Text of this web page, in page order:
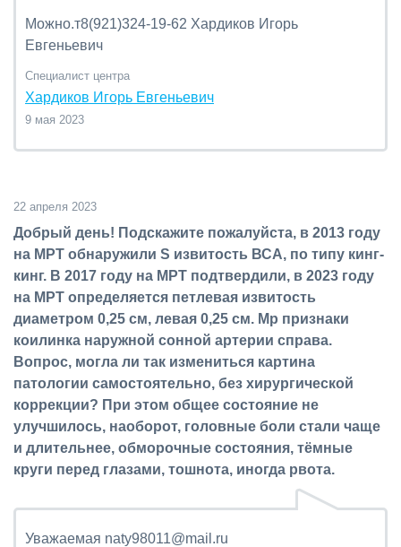
Можно.т8(921)324-19-62 Хардиков Игорь
Евгеньевич
Специалист центра
Хардиков Игорь Евгеньевич
9 мая 2023
22 апреля 2023
Добрый день! Подскажите пожалуйста, в 2013 году
на МРТ обнаружили S извитость ВСА, по типу кинг-
кинг. В 2017 году на МРТ подтвердили, в 2023 году
на МРТ определяется петлевая извитость
диаметром 0,25 см, левая 0,25 см. Мр признаки
коилинка наружной сонной артерии справа.
Вопрос, могла ли так измениться картина
патологии самостоятельно, без хирургической
коррекции? При этом общее состояние не
улучшилось, наоборот, головные боли стали чаще
и длительнее, обморочные состояния, тёмные
круги перед глазами, тошнота, иногда рвота.
Уважаемая naty98011@mail.ru